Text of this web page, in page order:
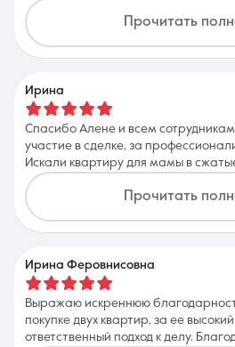
ипотекой, но благодаря опыту
положено. Отдельно хочу
стрессоустойчивость и позитивный
Андреевны. Поэтому однозначно
переговорщика и специалиста по
сделкам. Спасибо за чистоту,
результат!
Прочитать
Ирина
Спасибо Алене и всем
участие в сделке, за
Искали квартиру для мамы в
только быстро подобрала
но и договорилась о просмотре в
прошла легко и без проблем, а
счастливым обладателем
ищет жильё без стресса, нашего
Алену, с которой без проблем
конечно же компанию Аякс, при
совершаются быстро, честно и
Прочитать
Ирина Феровнисовна
Выражаю искреннюю благодарность Елене за помощь в
покупке двух квартир, за ее
ответственный подход к делу.